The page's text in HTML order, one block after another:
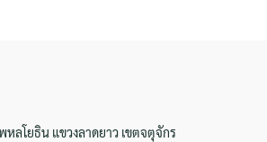
ลโยธิน แขวงลาดยาว เขตจตุจักร